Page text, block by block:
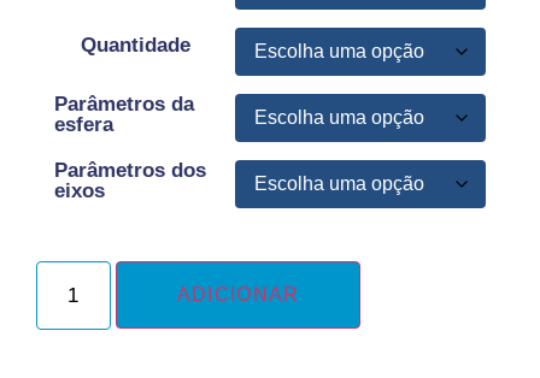
Quantidade
Parâmetros da
esfera
Parâmetros dos
eixos
ADICIONAR